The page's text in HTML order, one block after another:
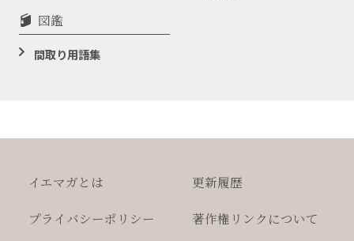
図鑑
間取り用語集
イエマガとは 更新履歴
プライバシーポリシー 著作権 リンクについて